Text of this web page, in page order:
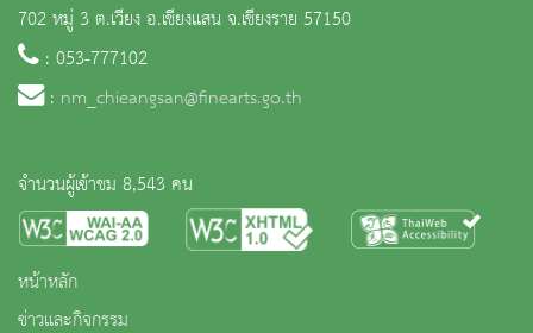
702 หมู่ 3 ต.เวียง อ.เชียงแสน จ.เชียงราย 57150
: 053-777102
: nm_chieangsan@finearts.go.th
จำนวนผู้เข้าชม 8,543 คน
หน้าหลัก
ข่าวและกิจกรรม